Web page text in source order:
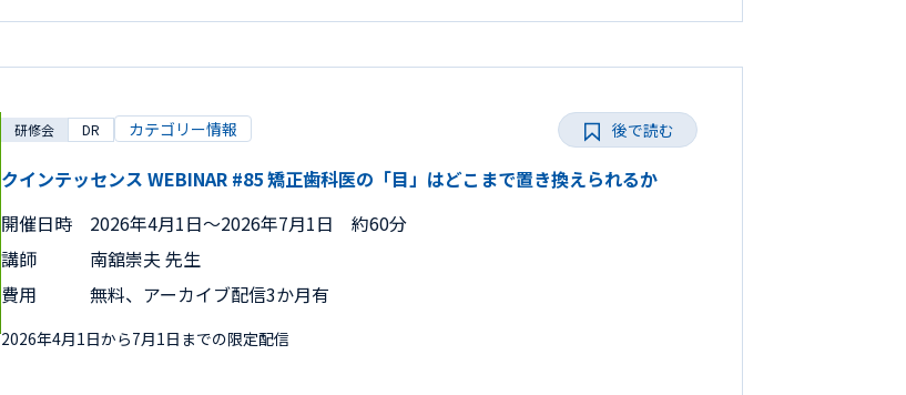
研修会 DR カテゴリー情報
クインテッセンス WEBINAR #85 矯正歯科医の「目」はどこまで置き換えられるか
開催日時
2026年4月1日〜2026年7月1日 約60分
講師
南舘崇夫 先生
費用
無料、アーカイブ配信3か月有
2026年4月1日から7月1日までの限定配信
後で読む